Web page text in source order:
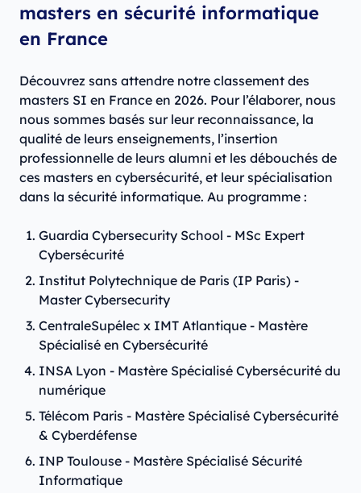
masters en sécurité informatique
en France
Découvrez sans attendre notre classement des
masters SI en France en 2026. Pour l’élaborer, nous
nous sommes basés sur leur reconnaissance, la
qualité de leurs enseignements, l’insertion
professionnelle de leurs alumni et les débouchés de
ces masters en cybersécurité, et leur spécialisation
dans la sécurité informatique. Au programme :
Guardia Cybersecurity School - MSc Expert
Cybersécurité
Institut Polytechnique de Paris (IP Paris) -
Master Cybersecurity
CentraleSupélec x IMT Atlantique - Mastère
Spécialisé en Cybersécurité
INSA Lyon - Mastère Spécialisé Cybersécurité du
numérique
Télécom Paris - Mastère Spécialisé Cybersécurité
& Cyberdéfense
INP Toulouse - Mastère Spécialisé Sécurité
Informatique